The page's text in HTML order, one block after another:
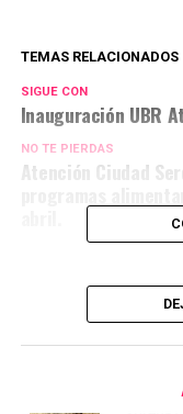
TEMAS RELACIONADOS
SIGUE CON
Inauguración UBR
NO TE PIERDAS
Atención Ciudad